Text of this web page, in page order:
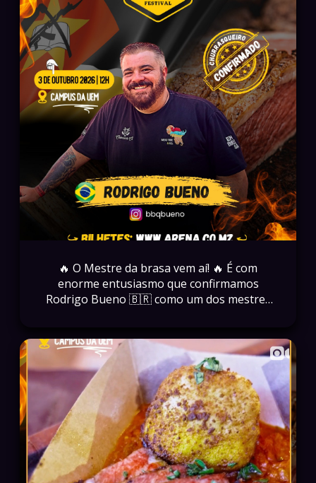
📍 Campus da UEM 🕛 12H Garanta já o seu
bilhete em www.arena.co.mz
#MozambiqueBarbecueFestival #MBF2026
#BiggySmallz #Spitmasters
#ChurrascoSemFronteiras
🔥 O Mestre da brasa vem aí! 🔥 É com
enorme entusiasmo que confirmamos
Rodrigo Bueno 🇧🇷 como um dos mestres
técnica e paixão pelo fogo, Rodrigo promete
proporcionar uma experiência inesquecível,
trazendo o melhor do churrasco brasileiro
para Moçambique. 🥩🔥 📅 03 de Outubro de
2026 📍 Campus da UEM 🕛 12H Garanta já o
seu bilhete em www.arena.co.mz
#MozambiqueBarbecueFestival #MBF2026
#RodrigoBueno
#ChurrasqueiroConfirmado